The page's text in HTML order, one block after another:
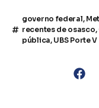
governo federal,
recentes de osasco,
pública, UBS Porte V